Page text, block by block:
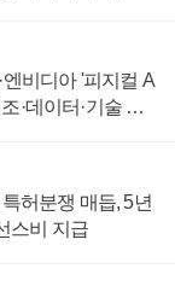
비디아 '피지컬 A
·데이터·기술 결
허분쟁 매듭, 5년
스비 지급